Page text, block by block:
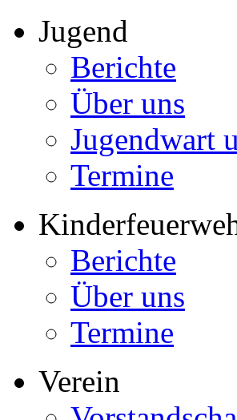
Jugend
Berichte
Über uns
Jugendwart
Termine
Berichte
Über uns
Termine
Verein